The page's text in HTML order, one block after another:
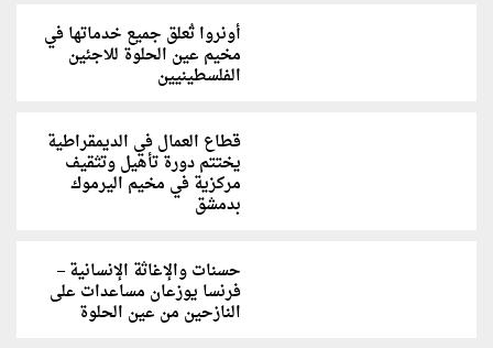
أونروا تُعلق جميع خدماتها في
مخيم عين الحلوة للاجئين
الفلسطينيين
قطاع العمال في الديمقراطية
يختتم دورة تأهيل وتثقيف
مركزية في مخيم اليرموك
بدمشق
حسنات والإغاثة الإنسانية –
فرنسا يوزعان مساعدات على
النازحين من عين الحلوة